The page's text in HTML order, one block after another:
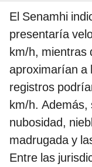
El Senamhi
presentaría
km/h, mientras
aproximarían a
registros
km/h. Además,
nubosidad,
madrugada y
Entre las